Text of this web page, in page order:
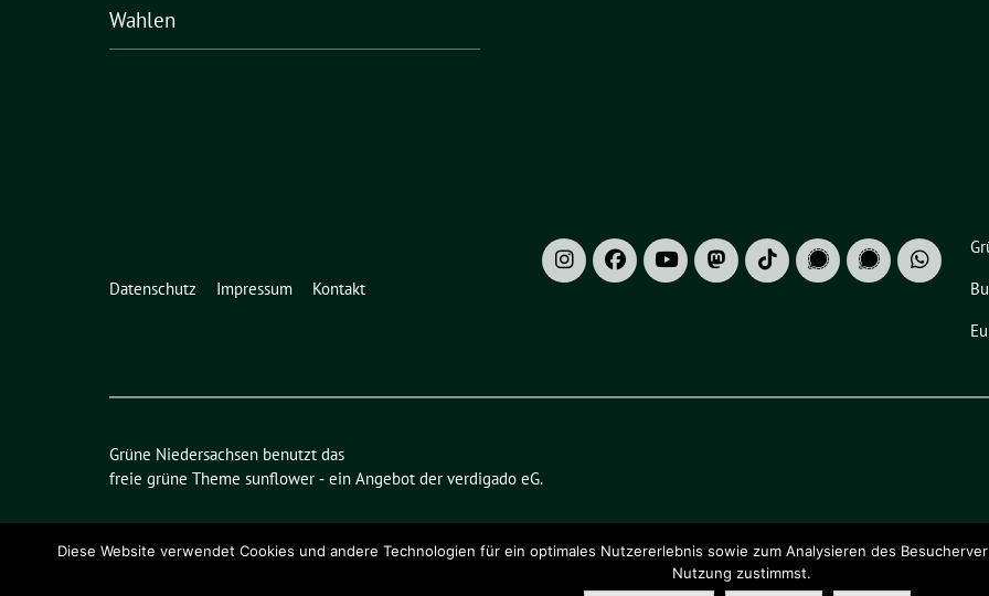
Wahlen
Datenschutz Impressum Kontakt
Grüne Niedersachsen benutzt das
freie grüne Theme sunflower ‐ ein Angebot der verdigado eG.
Diese Website verwendet Cookies und andere Technologien für ein optimales Nutzererlebnis sowie zum Analysieren des
Nutzung zustimmst.